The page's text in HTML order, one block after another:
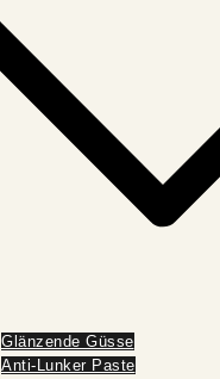
Glänzende Güsse
Anti-Lunker Paste